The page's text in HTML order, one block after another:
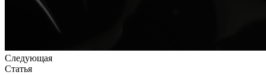
Следующая
Статья